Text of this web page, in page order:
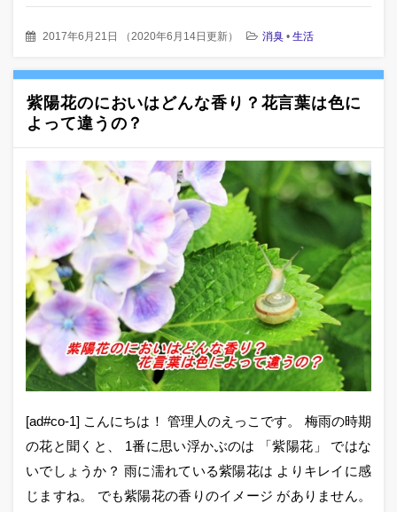
2017年6月21日 （ 2020年6月14日更新） 消臭 • 生活
紫陽花のにおいはどんな香り？花言葉は色に
よって違うの？
[ad#co-1] こんにちは！ 管理人のえっこです。 梅雨の時期
の花と聞くと、 1番に思い浮かぶのは 「紫陽花」 ではな
いでしょうか？ 雨に濡れている紫陽花は よりキレイに感
じますね。 でも紫陽花の香りのイメージ がありません。